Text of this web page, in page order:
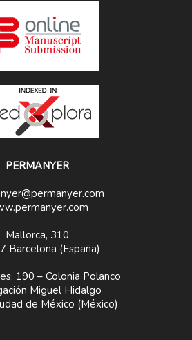
PERMANYER
Mallorca, 310
Barcelona (España)
190 – Colonia Polanco
Miguel Hidalgo
de México (México)